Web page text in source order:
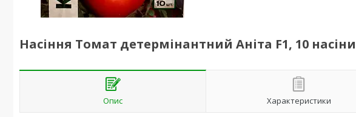
Насіння Томат детермінантний Аніта F1, 10
Опис Характеристики